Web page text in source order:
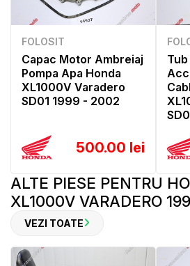
FOLOSIT
Capac Motor Ambreiaj
Pompa Apa Honda
XL1000V Varadero
SD01 1999 - 2002
500.00 lei
ALTE PIESE PENTRU
XL1000V VARADERO
VEZI TOATE